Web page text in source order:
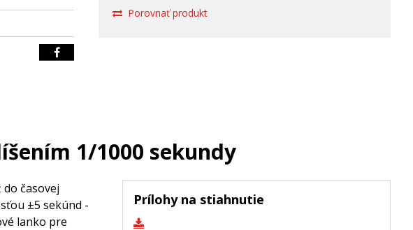
Porovnať produkt
1/1000 sekundy
Prílohy na stiahnutie
časovej
±5 sekúnd -
lanko pre